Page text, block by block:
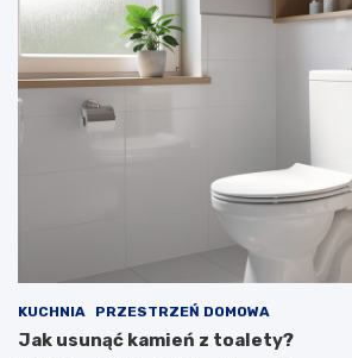
KUCHNIA PRZESTRZEŃ DOMOWA
Jak usunąć kamień z toalety?